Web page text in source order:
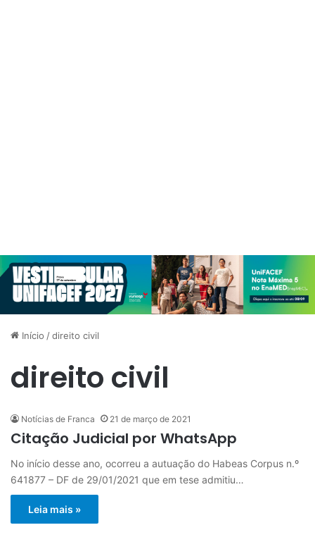
Início /direito civil
direito civil
Notícias de Franca 21 de março de 2021
Citação Judicial por WhatsApp
No início desse ano, ocorreu a autuação do Habeas Corpus n.º
641877 – DF de 29/01/2021 que em tese admitiu…
Leia mais »